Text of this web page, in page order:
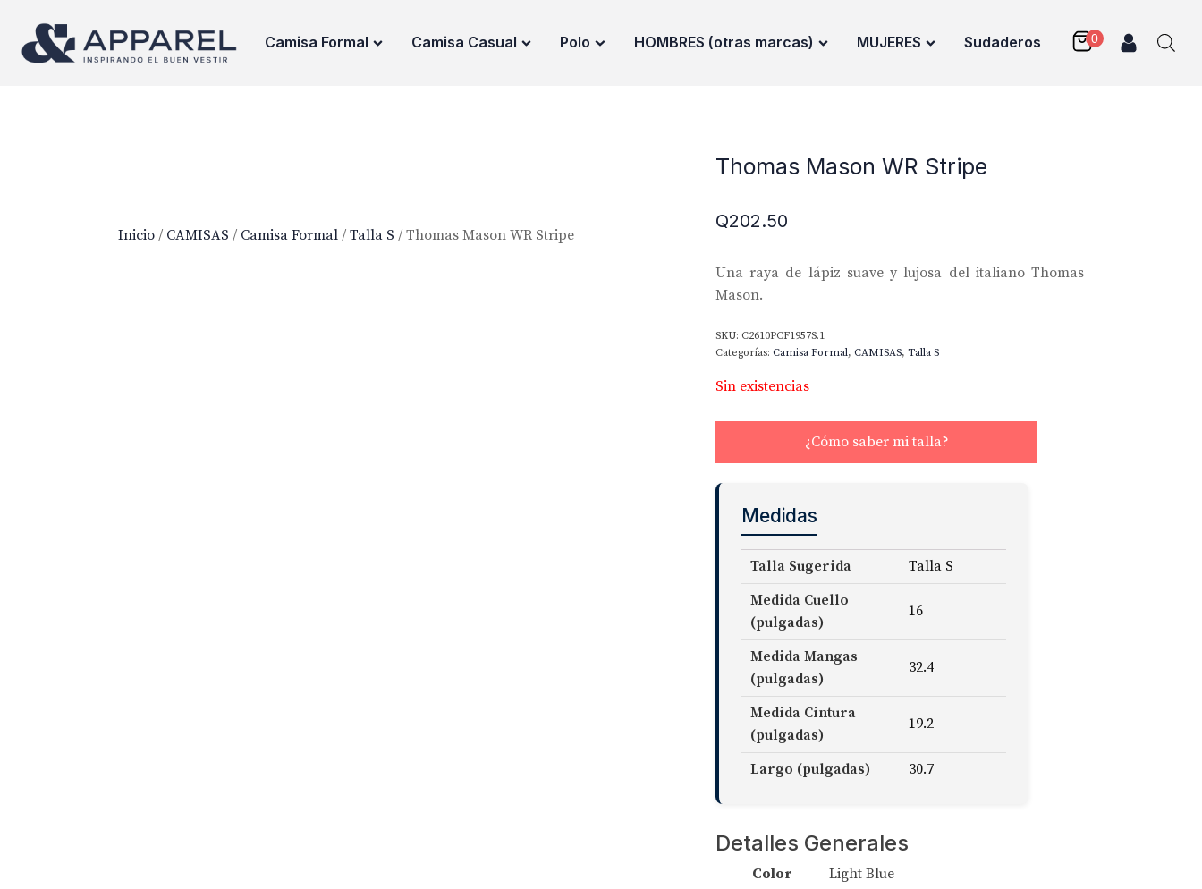
Camisa Formal Camisa Casual Polo HOMBRES (otras marcas) MUJERES Sudaderos
Inicio / CAMISAS / Camisa Formal / Talla S / Thomas Mason WR Stripe
Thomas Mason WR Stripe
Q202.50
Una raya de lápiz suave y lujosa del italiano Thomas
Mason.
SKU: C2610PCF1957S.1
Categorías: Camisa Formal, CAMISAS, Talla S
Sin existencias
¿Cómo saber mi talla?
Medidas
Talla Sugerida
Talla S
Medida Cuello
(pulgadas)
16
Medida Mangas
(pulgadas)
32.4
Medida Cintura
(pulgadas)
19.2
Largo (pulgadas) 30.7
Detalles Generales
Color
Light Blue